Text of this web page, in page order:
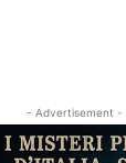
- Advertisement -